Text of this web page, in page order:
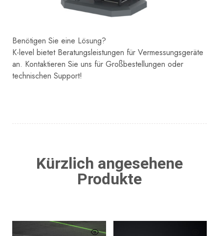
Benötigen Sie eine Lösung?
K-level bietet Beratungsleistungen für Vermessungsgeräte
an. Kontaktieren Sie uns für Großbestellungen oder
technischen Support!
Kürzlich angesehene
Produkte